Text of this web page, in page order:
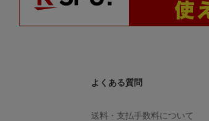
よくある質問
送料・支払手数料について